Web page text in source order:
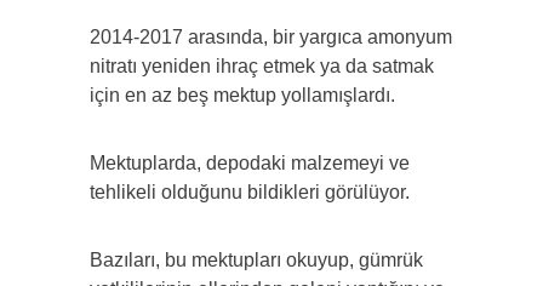
2014-2017 arasında, bir yargıca amonyum
nitratı yeniden ihraç etmek ya da satmak
için en az beş mektup yollamışlardı.
Mektuplarda, depodaki malzemeyi ve
tehlikeli olduğunu bildikleri görülüyor.
Bazıları, bu mektupları okuyup, gümrük